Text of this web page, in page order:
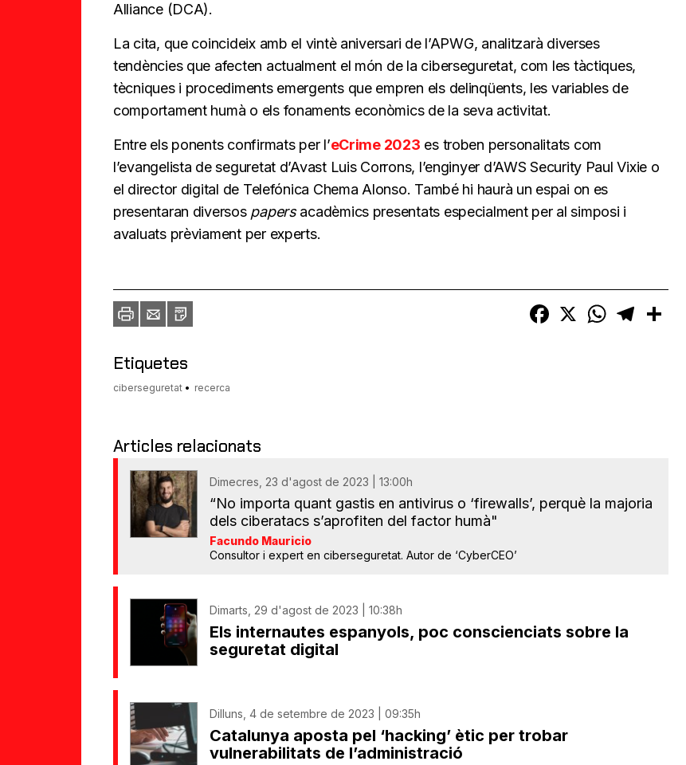
Alliance (DCA).
La cita, que coincideix amb el vintè aniversari de l’APWG, analitzarà diverses
tendències que afecten actualment el món de la ciberseguretat, com les tàctiques,
tècniques i procediments emergents que empren els delinqüents, les variables de
comportament humà o els fonaments econòmics de la seva activitat.
Entre els ponents confirmats per l’eCrime 2023 es troben personalitats com
l’evangelista de seguretat d’Avast Luis Corrons, l’enginyer d’AWS Security Paul Vixie o
el director digital de Telefónica Chema Alonso. També hi haurà un espai on es
presentaran diversos papersacadèmics presentats especialment per al simposi i
avaluats prèviament per experts.
ImprimirEnvia
un
PDF Facebook
X WhatsAppTelegram
Etiquetes
ciberseguretat recerca
Articles relacionats
Dimecres, 23 d'agost de 2023 | 13:00h
“No importa quant gastis en antivirus o ‘firewalls’, perquè la majoria
dels ciberatacs s’aprofiten del factor humà"
Facundo Mauricio
Consultor i expert en ciberseguretat. Autor de ‘CyberCEO’
Dimarts, 29 d'agost de 2023 | 10:38h
Els internautes espanyols, poc conscienciats sobre la
seguretat digital
Dilluns, 4 de setembre de 2023 | 09:35h
Catalunya aposta pel ‘hacking’ ètic per trobar
vulnerabilitats de l’administració